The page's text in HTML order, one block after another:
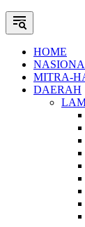
HOME
MITRA-
DAERAH